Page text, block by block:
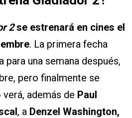
2se estrenará en cines el
. La primera fecha
para una semana después,
pero finalmente se
además de Paul
, a Denzel Washington,